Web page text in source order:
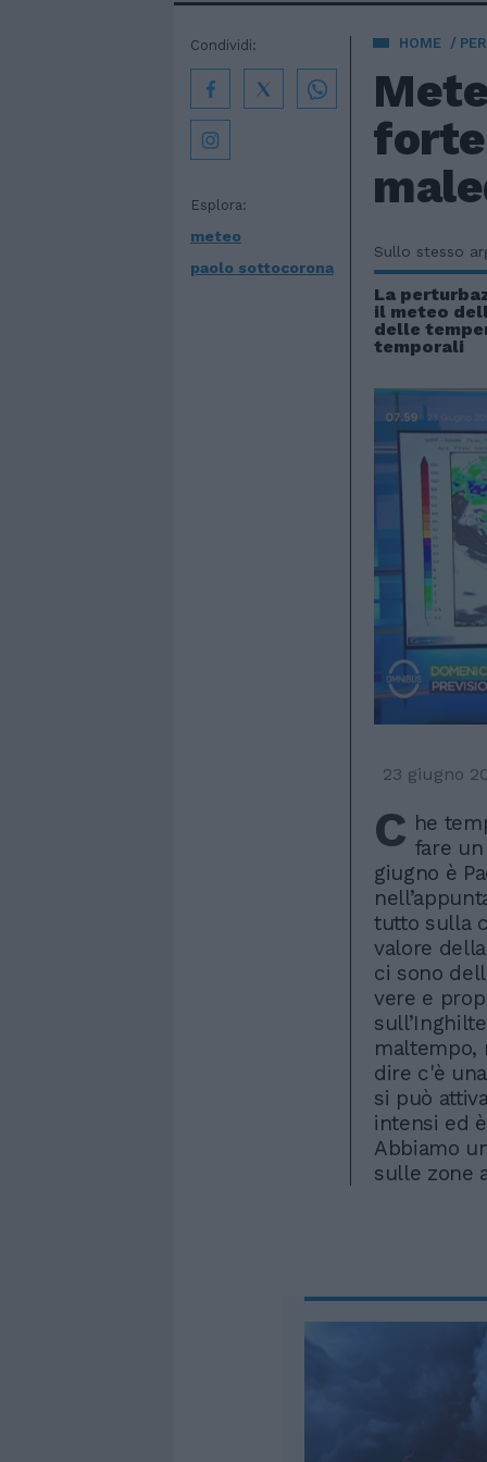
HOME
Esplora:
meteo
paolo sottocorona
Condividi:
Sullo stesso
La
il meteo
delle
temporali
23 giugno
C he
fare
giugno è
tutto sulla
valore
ci sono
vere e
maltempo,
dire c'è
si può
intensi ed
Abbiamo
sulle zone